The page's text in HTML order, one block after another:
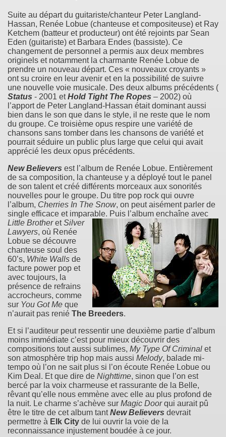
Suite au départ du guitariste/chanteur Peter Langland-
Hassan, Renée Lobue (chanteuse et compositeuse) et Ray
Ketchem (batteur et producteur) ont été rejoints par Sean
Eden (guitariste) et Barbara Endes (bassiste). Ce
changement de personnel a permis aux deux membres
originels et notamment la charmante Renée Lobue de
prendre un nouveau départ. Ces « nouveaux croyants »
ont su croire en leur avenir et en la possibilité de suivre
une nouvelle voie musicale. Des deux albums précédents (
Status - 2001 etHold Tight The Ropes – 2002) où
l’apport de Peter Langland-Hassan était dominant aussi
bien dans le son que dans le style, il ne reste que le nom
du groupe. Ce troisième opus respire une variété de
chansons sans tomber dans les chansons de variété et
pourrait séduire un public plus large que celui qui avait
apprécié les deux opus précédents.
New Believers est l’album de Renée Lobue. Entièrement
de sa composition, la chanteuse y a déployé tout le panel
de son talent et créé différents morceaux aux sonorités
nouvelles pour le groupe. Du titre pop rock qui ouvre
l’album, Cherries In The Snow, on peut aisément parler de
single efficace et imparable. Puis l’album enchaîne avec
Little BrotheretSilver
Lawyers, où Renée
Lobue se découvre
chanteuse soul des
60’s, White Walls de
facture power pop et
avec toujours, la
présence de refrains
accrocheurs, comme
sur You Got Me que
n’aurait pas renié The Breeders.
Et si l’auditeur peut ressentir une deuxième partie d’album
moins immédiate c’est pour mieux découvrir des
compositions tout aussi sublimes, My Type Of Criminal et
son atmosphère trip hop mais aussi Melody, balade mi-
tempo où l’on ne sait plus si l’on écoute Renée Lobue ou
Kim Deal. Et que dire de Nighttime, sinon que l’on est
bercé par la voix charmeuse et rassurante de la Belle,
rêvant qu’elle nous emmène avec elle au plus profond de
la nuit. Le charme s’achève sur Magic Doorqui aurait pû
être le titre de cet album tantNew Believers devrait
permettre à Elk City de lui ouvrir la voie de la
reconnaissance injustement boudée à ce jour.